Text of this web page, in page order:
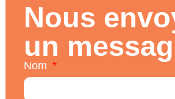
Nous
un
Nom